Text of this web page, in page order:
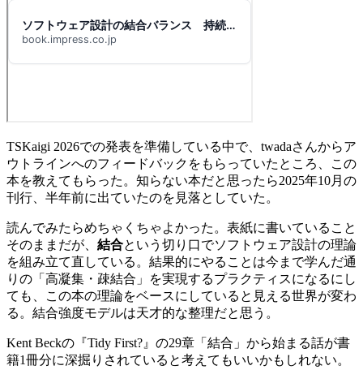
TSKaigi 2026での発表を準備している中で、twadaさんからア
ウトラインへのフィードバックをもらっていたところ、この
本を教えてもらった。知らない本だと思ったら2025年10月の
刊行、半年前に出ていたのを見落としていた。
読んでみたらめちゃくちゃよかった。表紙に書いていること
そのままだが、 結合という切り口でソフトウェア設計の理論
を組み立て直している。結果的にやることは今まで学んだ通
りの「高凝集・疎結合」を実現するプラクティスになるにし
ても、この本の理論をベースにしていると見える世界が変わ
る。結合強度モデルは天才的な整理だと思う。
Kent Beckの『Tidy First?』の29章「結合」から始まる話が書
籍1冊分に深掘りされていると考えてもいいかもしれない。